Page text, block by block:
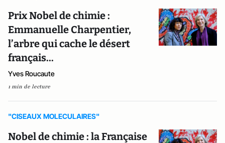
Prix Nobel de chimie :
Emmanuelle Charpentier,
l’arbre qui cache le désert
français...
Yves Roucaute
1 min de lecture
"CISEAUX MOLECULAIRES"
Nobel de chimie : la Française